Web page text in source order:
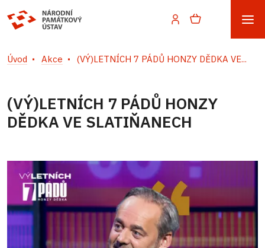
Úvod Akce (VÝ)LETNÍCH 7 PÁDŮ HONZY DĚDKA VE...
(VÝ)LETNÍCH 7 PÁDŮ HONZY
DĚDKA VE SLATIŇANECH